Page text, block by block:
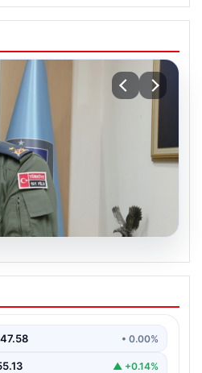
Yeni Hava
Rafet Dalkıran’ın
47.58 • 0.00%
▲ +0.14%